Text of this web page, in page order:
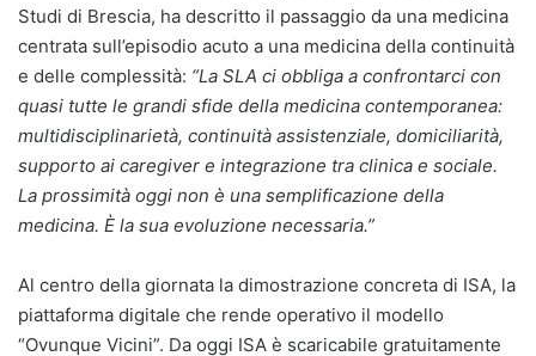
Studi di Brescia, ha descritto il passaggio da una medicina
centrata sull’episodio acuto a una medicina della continuità
e delle complessità: “La SLA ci obbliga a confrontarci con
quasi tutte le grandi sfide della medicina contemporanea:
multidisciplinarietà, continuità assistenziale, domiciliarità,
supporto ai caregiver e integrazione tra clinica e sociale.
La prossimità oggi non è una semplificazione della
medicina. È la sua evoluzione necessaria.”
Al centro della giornata la dimostrazione concreta di ISA, la
piattaforma digitale che rende operativo il modello
“Ovunque Vicini”. Da oggi ISA è scaricabile gratuitamente